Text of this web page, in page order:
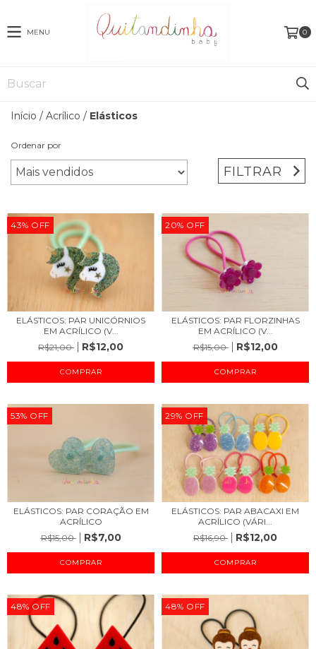
MENU 0
Início / Acrílico / Elásticos
Ordenar por
FILTRAR
43% OFF
ELÁSTICOS: PAR UNICÓRNIOS
EM ACRÍLICO (V...
R$21,00
R$12,00
COMPRAR
20% OFF
ELÁSTICOS: PAR FLORZINHAS
EM ACRÍLICO (V...
R$15,00
R$12,00
COMPRAR
53% OFF
ELÁSTICOS: PAR CORAÇÃO EM
ACRÍLICO
R$15,00
R$7,00
COMPRAR
29% OFF
ELÁSTICOS: PAR ABACAXI EM
ACRÍLICO (VÁRI...
R$16,90
R$12,00
COMPRAR
48% OFF 48% OFF